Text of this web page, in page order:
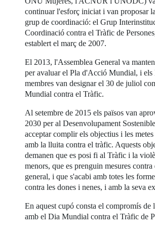
continuar l'esforç iniciat i van proposar
grup de coordinació: el Grup
Coordinació contra el Tràfic de
establert el març de 2007.
El 2013, l'Assemblea General va
per avaluar el Pla d'Acció Mundial, i els
membres van designar el 30 de juliol
Mundial contra el Tràfic.
Al setembre de 2015 els països van
2030 per al Desenvolupament
acceptar complir els objectius i les
amb la lluita contra el tràfic. Aquests
demanen que es posi fi al Tràfic i la
menors, que es prenguin mesures
general, i que s'acabi amb totes les
contra les dones i nenes, i amb la seva
En aquest cupó consta el compromís de
amb el Dia Mundial contra el Tràfic de